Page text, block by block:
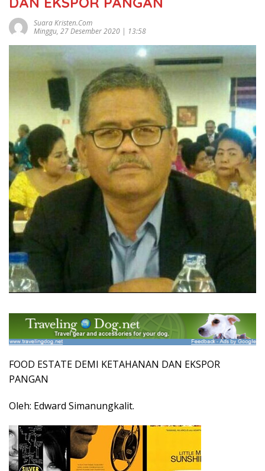
Suara Kristen.com
Minggu, 27 Desember 2020 | 13:58
FOOD ESTATE DEMI KETAHANAN DAN EKSPOR
PANGAN
Oleh: Edward Simanungkalit.